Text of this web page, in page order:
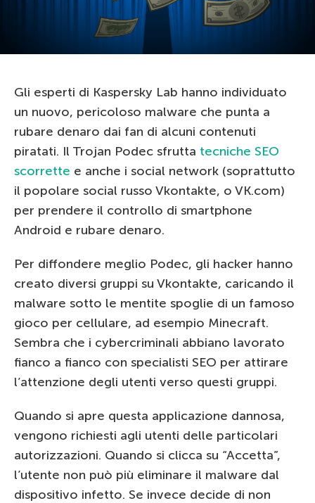
Gli esperti di Kaspersky Lab hanno individuato
un nuovo, pericoloso malware che punta a
rubare denaro dai fan di alcuni contenuti
piratati. Il Trojan Podec sfrutta tecniche SEO
scorrette e anche i social network (soprattutto
il popolare social russo Vkontakte, o VK.com)
per prendere il controllo di smartphone
Android e rubare denaro.
Per diffondere meglio Podec, gli hacker hanno
creato diversi gruppi su Vkontakte, caricando il
malware sotto le mentite spoglie di un famoso
gioco per cellulare, ad esempio Minecraft.
Sembra che i cybercriminali abbiano lavorato
fianco a fianco con specialisti SEO per attirare
l’attenzione degli utenti verso questi gruppi.
Quando si apre questa applicazione dannosa,
vengono richiesti agli utenti delle particolari
autorizzazioni. Quando si clicca su “Accetta”,
l’utente non può più eliminare il malware dal
dispositivo infetto. Se invece decide di non